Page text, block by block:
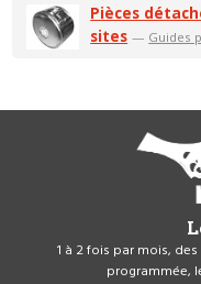
Pièces
sites — Guides
1 à 2 fois par mois,
programmée,